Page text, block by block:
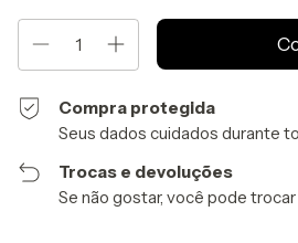
Compra protegida
Seus dados cuidados durante
Trocas e devoluções
Se não gostar, você pode